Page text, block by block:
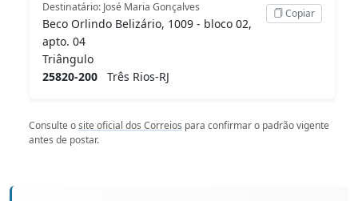
Destinatário: José Maria Gonçalves
Beco Orlindo Belizário, 1009 - bloco 02,
apto. 04
Triângulo
25820-200 Três Rios-RJ
Copiar
Consulte osite oficial dos Correios para confirmar o padrão vigente
antes de postar.